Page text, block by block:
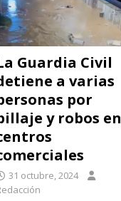
Guardia Civil
a varias
por
y robos en
31 octubre, 2024